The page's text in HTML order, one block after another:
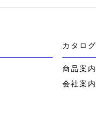
カタログ
商品案内
会社案内